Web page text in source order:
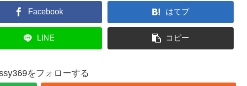
Facebook はてブ
LINE コピー
をフォローする